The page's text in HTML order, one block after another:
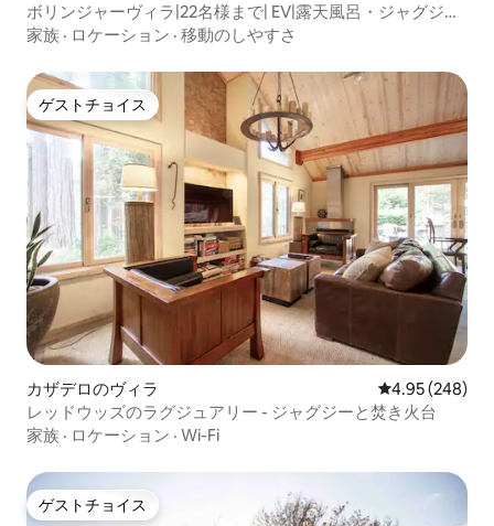
ボリンジャーヴィラ|22名様まで| EV|露天風呂・ジャグジー|
ファイヤーピット
家族 · ロケーション · 移動のしやすさ
ゲストチョイス
ゲストチョイス
カザデロのヴィラ レビュー248
4.95 (248)
レッドウッズのラグジュアリー - ジャグジーと焚き火台
家族 · ロケーション · Wi-Fi
ゲストチョイス
ゲストチョイス